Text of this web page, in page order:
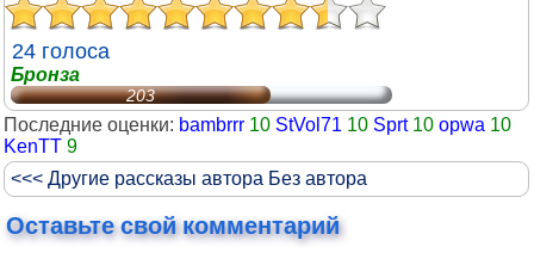
24 голоса
Бронза
203
Последние оценки: bambrrr 10 StVol71 10 Sprt 10 opwa 10
KenTT 9
<<< Другие рассказы автора Без автора
Оставьте свой комментарий